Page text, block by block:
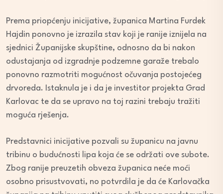
Prema priopćenju inicijative, županica Martina Furdek
Hajdin ponovno je izrazila stav koji je ranije iznijela na
sjednici Županijske skupštine, odnosno da bi nakon
odustajanja od izgradnje podzemne garaže trebalo
ponovno razmotriti mogućnost očuvanja postojećeg
drvoreda. Istaknula je i da je investitor projekta Grad
Karlovac te da se upravo na toj razini trebaju tražiti
moguća rješenja.
Predstavnici inicijative pozvali su županicu na javnu
tribinu o budućnosti lipa koja će se održati ove subote.
Zbog ranije preuzetih obveza županica neće moći
osobno prisustvovati, no potvrdila je da će Karlovačka